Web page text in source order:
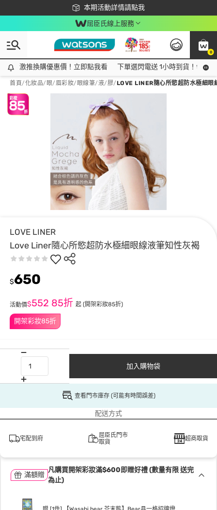
本期活動詳情請點我
下載app最高回饋$350
屈臣氏線上服務
0
激推換購優惠價！立即點我看
激推換購優惠價！立即點我看 下單選閃電送 1小時到貨！領神
首頁/化妝品/ 眼/眉彩妝/ 眼線筆/液/膠/LOVE LINER隨心所慾超防水極細眼
LOVE LINER
Love Liner隨心所慾超防水極細眼線液筆知性灰褐
開架彩妝85折
$650
活動價$552 85折 起 (開架彩妝85折)
加入購物袋
查看門市庫存 (可能有時間誤差)
配送方式
宅配到府
屈臣氏門市
取貨
超商取貨
滿額贈
凡購買開架彩妝滿$600即贈好禮 (數量有限 送完
為止)